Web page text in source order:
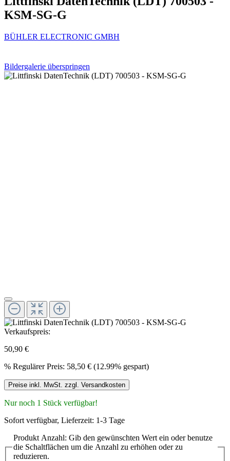
KSM-SG-G
BÜHLER ELECTRONIC GMBH
Bildergalerie überspringen
Verkaufspreis:
50,90 €
% Regulärer Preis: 58,50 € (12.99% gespart)
Preise inkl. MwSt. zzgl. Versandkosten
Nur noch 1 Stück verfügbar!
Sofort verfügbar, Lieferzeit: 1-3 Tage
Produkt Anzahl: Gib den gewünschten Wert ein oder benutze
die Schaltflächen um die Anzahl zu erhöhen oder zu
reduzieren.